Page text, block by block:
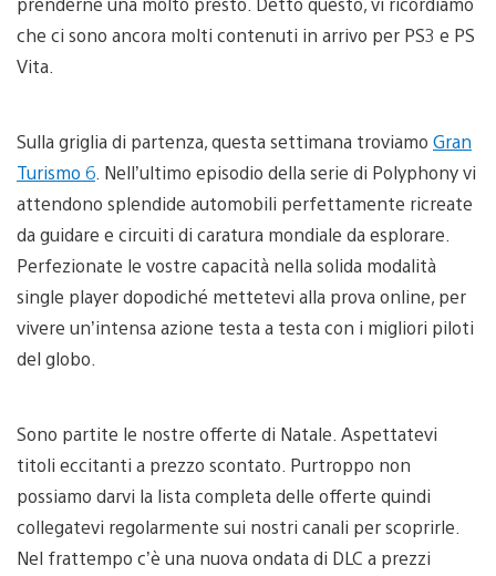
che ci sono ancora molti contenuti in arrivo per PS3 e PS
Vita.
Sulla griglia di partenza, questa settimana troviamo Gran
Turismo 6 . Nell’ultimo episodio della serie di Polyphony vi
attendono splendide automobili perfettamente ricreate
da guidare e circuiti di caratura mondiale da esplorare.
Perfezionate le vostre capacità nella solida modalità
single player dopodiché mettetevi alla prova online, per
vivere un’intensa azione testa a testa con i migliori piloti
del globo.
Sono partite le nostre offerte di Natale. Aspettatevi
titoli eccitanti a prezzo scontato. Purtroppo non
possiamo darvi la lista completa delle offerte quindi
collegatevi regolarmente sui nostri canali per scoprirle.
Nel frattempo c’è una nuova ondata di DLC a prezzi